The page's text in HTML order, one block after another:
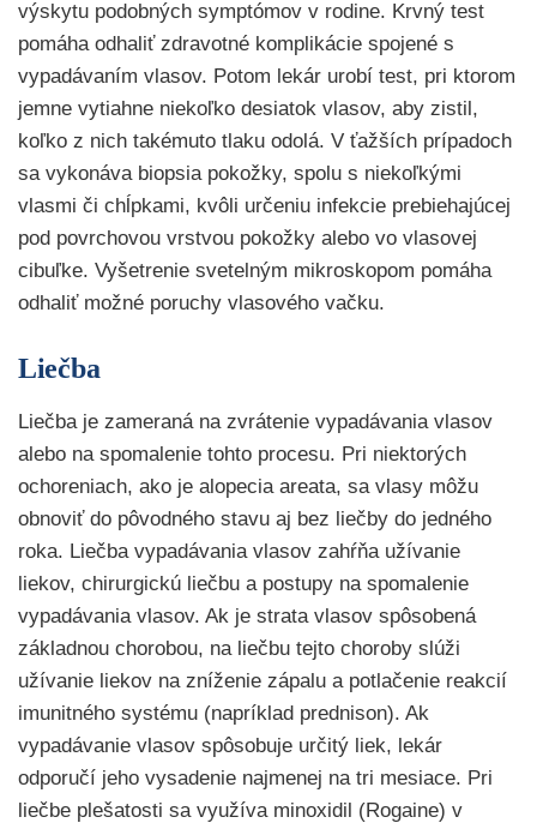
výskytu podobných symptómov v rodine. Krvný test
pomáha odhaliť zdravotné komplikácie spojené s
vypadávaním vlasov. Potom lekár urobí test, pri ktorom
jemne vytiahne niekoľko desiatok vlasov, aby zistil,
koľko z nich takémuto tlaku odolá. V ťažších prípadoch
sa vykonáva biopsia pokožky, spolu s niekoľkými
vlasmi či chĺpkami, kvôli určeniu infekcie prebiehajúcej
pod povrchovou vrstvou pokožky alebo vo vlasovej
cibuľke. Vyšetrenie svetelným mikroskopom pomáha
odhaliť možné poruchy vlasového vačku.
Liečba
Liečba je zameraná na zvrátenie vypadávania vlasov
alebo na spomalenie tohto procesu. Pri niektorých
ochoreniach, ako je alopecia areata, sa vlasy môžu
obnoviť do pôvodného stavu aj bez liečby do jedného
roka. Liečba vypadávania vlasov zahŕňa užívanie
liekov, chirurgickú liečbu a postupy na spomalenie
vypadávania vlasov. Ak je strata vlasov spôsobená
základnou chorobou, na liečbu tejto choroby slúži
užívanie liekov na zníženie zápalu a potlačenie reakcií
imunitného systému (napríklad prednison). Ak
vypadávanie vlasov spôsobuje určitý liek, lekár
odporučí jeho vysadenie najmenej na tri mesiace. Pri
liečbe plešatosti sa využíva minoxidil (Rogaine) v